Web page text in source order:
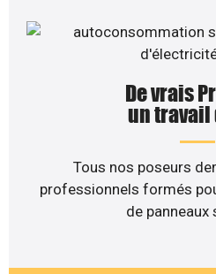
De vrais
un travail
Tous nos poseurs
professionnels formés
de panneaux